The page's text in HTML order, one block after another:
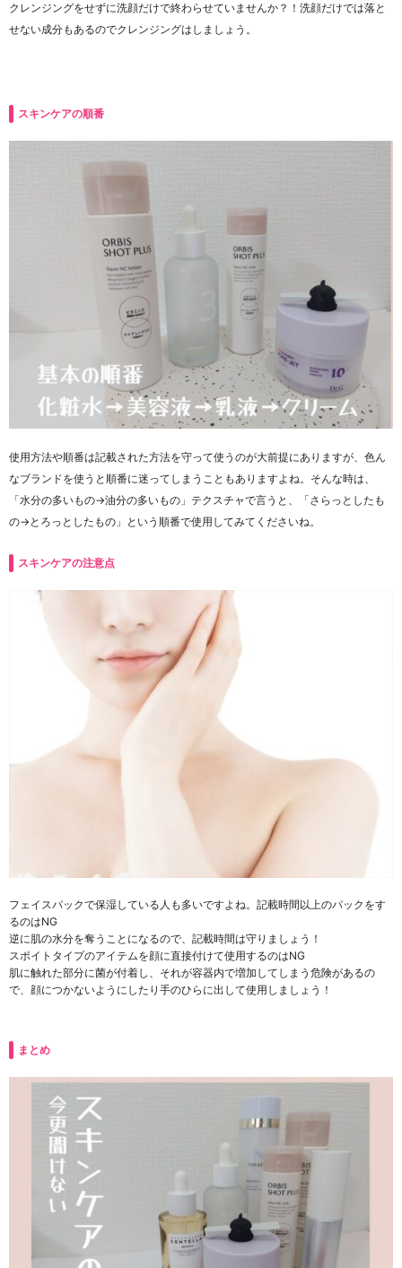
クレンジングをせずに洗顔だけで終わらせていませんか？！洗顔だけでは落と
せない成分もあるのでクレンジングはしましょう。
スキンケアの順番
使用方法や順番は記載された方法を守って使うのが大前提にありますが、色ん
なブランドを使うと順番に迷ってしまうこともありますよね。そんな時は、
「水分の多いもの→油分の多いもの」テクスチャで言うと、「さらっとしたも
の→とろっとしたもの」という順番で使用してみてくださいね。
スキンケアの注意点
フェイスパックで保湿している人も多いですよね。記載時間以上のパックをす
るのはNG
逆に肌の水分を奪うことになるので、記載時間は守りましょう！
スポイトタイプのアイテムを顔に直接付けて使用するのはNG
肌に触れた部分に菌が付着し、それが容器内で増加してしまう危険があるの
で、顔につかないようにしたり手のひらに出して使用しましょう！
まとめ